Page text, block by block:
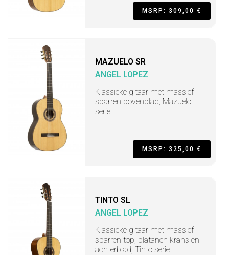
MSRP: 309,00 €
MAZUELO SR
ANGEL LOPEZ
Klassieke gitaar met massief
sparren bovenblad, Mazuelo
serie
MSRP: 325,00 €
TINTO SL
ANGEL LOPEZ
Klassieke gitaar met massief
sparren top, platanen krans en
achterblad, Tinto serie